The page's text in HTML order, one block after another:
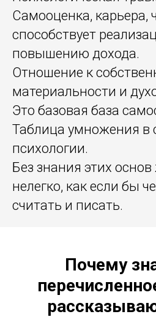
Самооценка, карьера,
способствует
повышению дохода.
Отношение к
материальности и
Это базовая база
Таблица умножения в
психологии.
Без знания этих
нелегко, как если бы
считать и писать.
Почему